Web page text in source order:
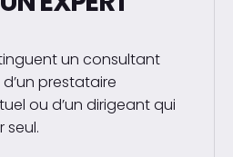
un consultant
prestataire
ou d’un dirigeant qui
seul.